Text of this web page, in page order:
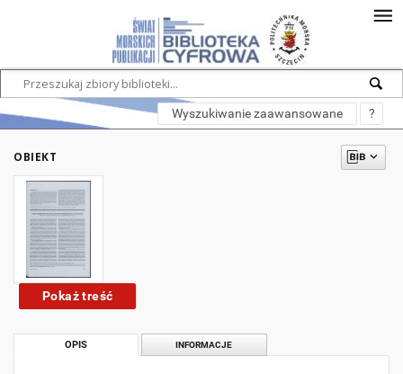
Wyszukiwanie zaawansowane ?
OBIEKT
Pokaż treść
OPIS INFORMACJE